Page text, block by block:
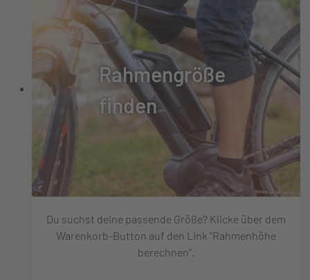
Rahmengröße
finden
Du suchst deine passende Größe? Klicke über dem
Warenkorb-Button auf den Link "Rahmenhöhe
berechnen".